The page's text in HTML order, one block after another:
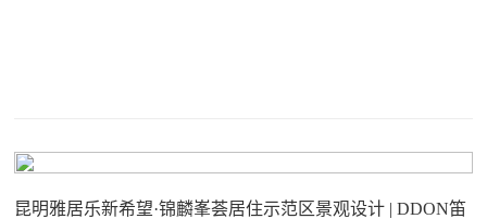
昆明雅居乐新希望·锦麟峯荟居住示范区景观设计 | DDON笛